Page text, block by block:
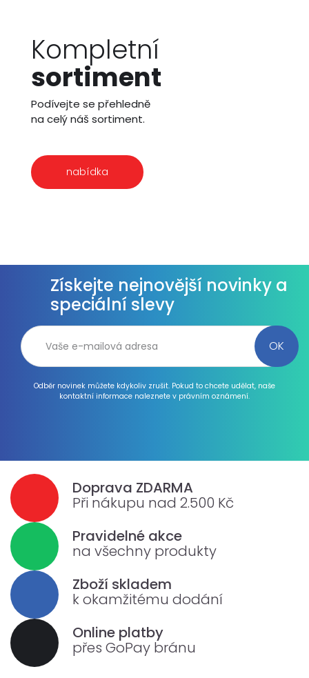
Kompletní
sortiment
Podívejte se přehledně
na celý náš sortiment.
nabídka
Získejte nejnovější novinky a
speciální slevy
Odběr novinek můžete kdykoliv zrušit. Pokud to chcete udělat, naše
kontaktní informace naleznete v právním oznámení.
Doprava ZDARMA
Při nákupu nad 2.500 Kč
Pravidelné akce
na všechny produkty
Zboží skladem
k okamžitému dodání
Online platby
přes GoPay bránu